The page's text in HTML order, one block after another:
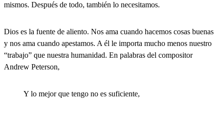
mismos. Después de todo, también lo necesitamos.
Dios es la fuente de aliento. Nos ama cuando hacemos cosas buenas
y nos ama cuando apestamos. A él le importa mucho menos nuestro
“trabajo” que nuestra humanidad. En palabras del compositor
Andrew Peterson,
Y lo mejor que tengo no es suficiente,